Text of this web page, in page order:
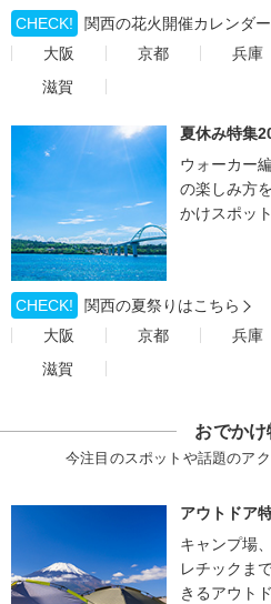
CHECK!
関西の花火開催カレンダー
大阪
京都 兵庫
滋賀
夏休み特集
ウォーカー
の楽しみ方
かけスポッ
CHECK!
関西の夏祭りはこちら
大阪
京都 兵庫
滋賀
おでかけ
今注目のスポットや話題のア
アウトドア
キャンプ場
レチックま
きるアウト